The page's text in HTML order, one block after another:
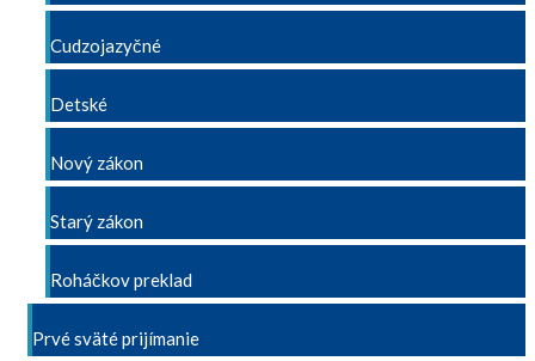
Cudzojazyčné
Detské
Nový zákon
Starý zákon
Roháčkov preklad
Prvé sväté prijímanie